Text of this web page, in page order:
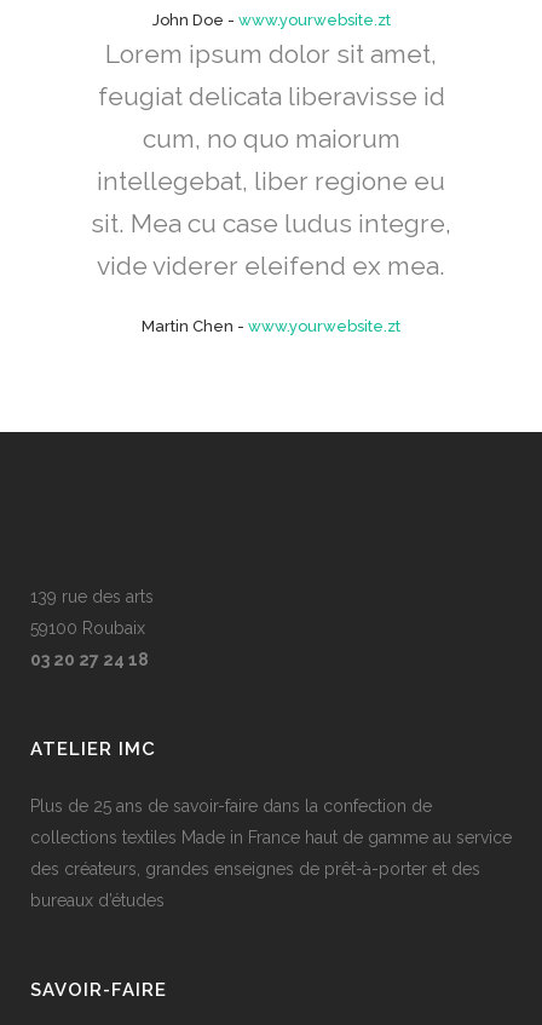
John Doe - www.yourwebsite.zt
Lorem ipsum dolor sit amet,
feugiat delicata liberavisse id
cum, no quo maiorum
intellegebat, liber regione eu
sit. Mea cu case ludus integre,
vide viderer eleifend ex mea.
Martin Chen - www.yourwebsite.zt
139 rue des arts
59100 Roubaix
03 20 27 24 18
ATELIER IMC
Plus de 25 ans de savoir-faire dans la confection de
collections textiles Made in France haut de gamme au service
des créateurs, grandes enseignes de prêt-à-porter et des
bureaux d’études
SAVOIR-FAIRE